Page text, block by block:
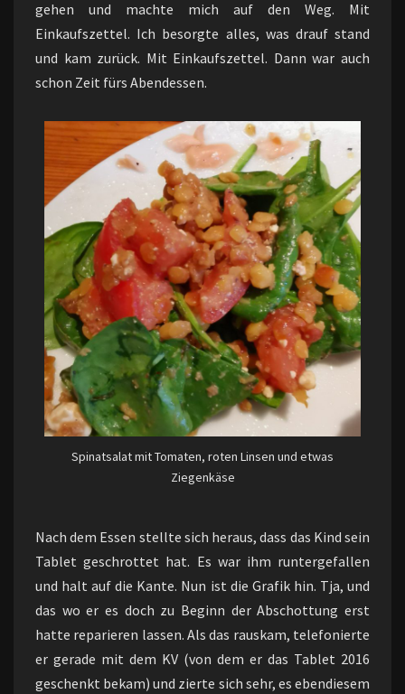
gehen und machte mich auf den Weg. Mit
Einkaufszettel. Ich besorgte alles, was drauf stand
und kam zurück. Mit Einkaufszettel. Dann war auch
schon Zeit fürs Abendessen.
Spinatsalat mit Tomaten, roten Linsen und etwas
Ziegenkäse
Nach dem Essen stellte sich heraus, dass das Kind sein
Tablet geschrottet hat. Es war ihm runtergefallen
und halt auf die Kante. Nun ist die Grafik hin. Tja, und
das wo er es doch zu Beginn der Abschottung erst
hatte reparieren lassen. Als das rauskam, telefonierte
er gerade mit dem KV (von dem er das Tablet 2016
geschenkt bekam) und zierte sich sehr, es ebendiesem